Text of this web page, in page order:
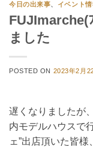
今日の出来事、 イベント情
FUJImarche(
ました
POSTED ON 2023年2月
遅くなりましたが
内モデルハウスで
ェ”出店頂いた皆